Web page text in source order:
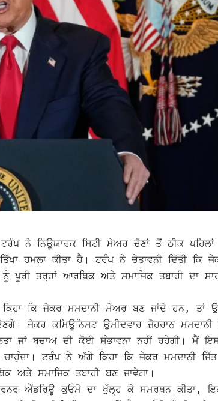
ਨੇ ਨਿਊਯਾਰਕ ਸਿਟੀ ਮੇਅਰ ਚੋਣਾਂ ਤੋਂ ਠੀਕ ਪਹਿਲਾਂ
ਹਮਲਾ ਕੀਤਾ ਹੈ। ਟਰੰਪ ਨੇ ਚੇਤਾਵਨੀ ਦਿੱਤੀ ਕਿ
ਪੂਰੀ ਤਰ੍ਹਾਂ ਆਰਥਿਕ ਅਤੇ ਸਮਾਜਿਕ ਤਬਾਹੀ ਦਾ
ਕਿ ਜੇਕਰ ਮਮਦਾਨੀ ਮੇਅਰ ਬਣ ਜਾਂਦੇ ਹਨ, ਤਾਂ
ਜੇਕਰ ਕਮਿਊਨਿਸਟ ਉਮੀਦਵਾਰ ਜ਼ੋਹਰਾਨ
ਜਾਂ ਬਚਾਅ ਦੀ ਕੋਈ ਸੰਭਾਵਨਾ ਨਹੀਂ ਰਹੇਗੀ। ਮੈਂ
ਟਰੰਪ ਨੇ ਅੱਗੇ ਕਿਹਾ ਕਿ ਜੇਕਰ ਮਮਦਾਨੀ
ਅਤੇ ਸਮਾਜਿਕ ਤਬਾਹੀ ਬਣ ਜਾਵੇਗਾ।
ਐਂਡਰਿਊ ਕੁਓਮੋ ਦਾ ਖੁੱਲ੍ਹ ਕੇ ਸਮਰਥਨ ਕੀਤਾ,